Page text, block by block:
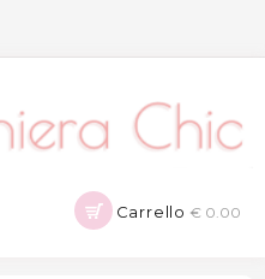
Carrello € 0.00